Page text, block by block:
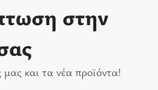
στην
και τα νέα προϊόντα!